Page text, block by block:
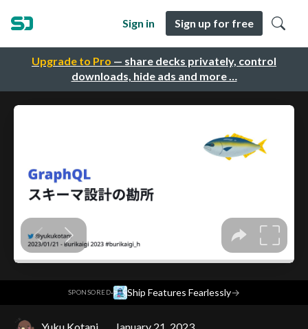
Upgrade to Pro — share decks privately, control
downloads, hide ads and more …
Sign in Sign up for free
SPONSORED· Ship Features Fearlessly→